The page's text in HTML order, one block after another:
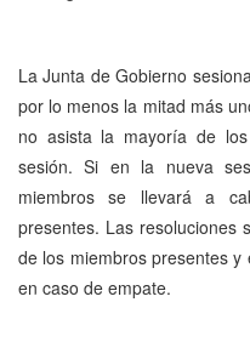
La Junta de Gobierno
por lo menos la mitad más
no asista la mayoría de
sesión. Si en la nueva
miembros se llevará a
presentes. Las resoluciones
de los miembros presentes
en caso de empate.